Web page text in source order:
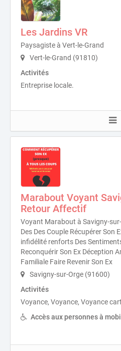
Les Jardins VR
Paysagiste à Vert-le-Grand
Vert-le-Grand (91810)
Activités
Entreprise locale.
Marabout Voyant
Retour Affectif
Voyant Marabout à Savigny-
Des Des Couple Récupérer Son
infidélité renforts Des
Reconquérir Son Ex Déception
Familiale Faire Revenir Son Ex
Savigny-sur-Orge (91600)
Activités
Voyance, Voyance, Voyance
Accès aux personnes à